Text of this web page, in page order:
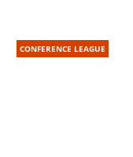
CONFERENCE LEAGUE